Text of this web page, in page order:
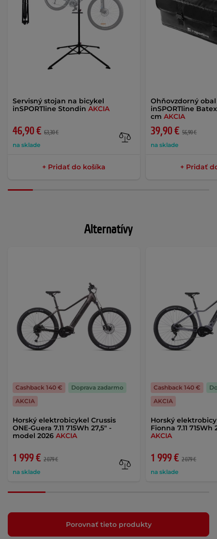
Servisný stojan na bicykel
inSPORTline Stondin AKCIA
46,90 € 63,30 €
na sklade
+ Pridať do košíka
Ohňovzdorný
inSPORTline
cmAKCIA
39,90 € 56,90 €
na sklade
+ Pridať
Alternatívy
Horský elektrobicykel Crussis
ONE-Guera 7.11 715Wh 27,5" -
model 2026 AKCIA
1 999 € 2 079 €
na sklade
Cashback 140 €
Doprava zadarmo
AKCIA
Horský
Fionna 7.11
AKCIA
1 999 € 2 079 €
na sklade
Cashback 140 €
AKCIA
Porovnať tieto produkty